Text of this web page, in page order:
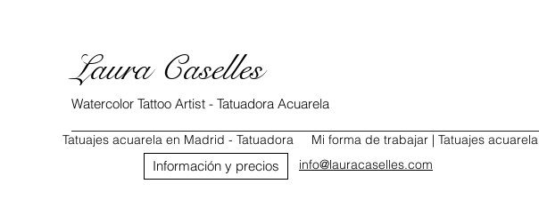
Laura Caselles
Watercolor Tattoo Artist - Tatuadora Acuarela
Tatuajes acuarela en Madrid - Tatuadora Mi forma de trabajar | Tatuajes acuarela
Información y precios info@lauracaselles.com